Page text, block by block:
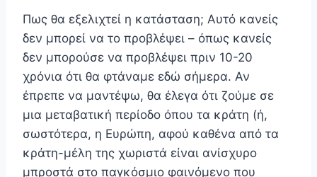
Πως θα εξελιχτεί η κατάσταση; Αυτό κανείς
δεν μπορεί να το προβλέψει – όπως κανείς
δεν μπορούσε να προβλέψει πριν 10-20
χρόνια ότι θα φτάναμε εδώ σήμερα. Αν
έπρεπε να μαντέψω, θα έλεγα ότι ζούμε σε
μια μεταβατική περίοδο όπου τα κράτη (ή,
σωστότερα, η Ευρώπη, αφού καθένα από τα
κράτη-μέλη της χωριστά είναι ανίσχυρο
μπροστά στο παγκόσμιο φαινόμενο που